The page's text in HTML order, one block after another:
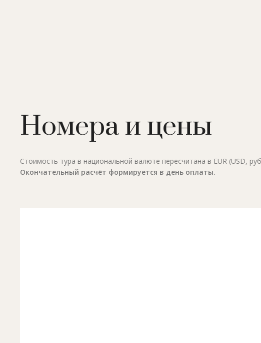
Номера и цены
Стоимость тура в национальной валюте пересчитана в EUR (USD,
Окончательный расчёт формируется в день оплаты.